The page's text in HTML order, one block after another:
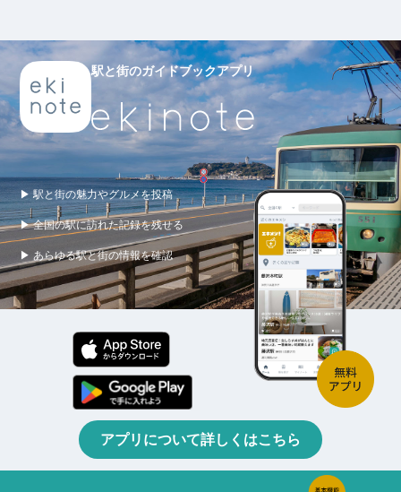
駅と街のガイドブックアプリ
▶ 駅と街の魅力やグルメを投稿
▶ 全国の駅に訪れた記録を残せる
▶ あらゆる駅と街の情報を確認
アプリについて詳しくはこちら